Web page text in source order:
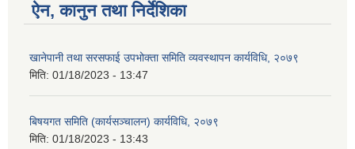
ऐन, कानुन तथा निर्देशिका
खानेपानी तथा सरसफाई उपभोक्ता समिति व्यवस्थापन कार्यविधि, २०७९
मिति: 01/18/2023 - 13:47
बिषयगत समिति (कार्यसञ्चालन) कार्यविधि, २०७९
मिति: 01/18/2023 - 13:43